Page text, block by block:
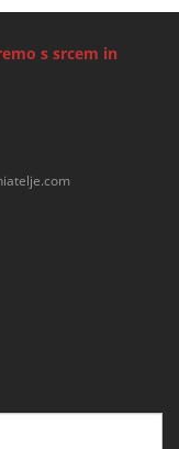
s srcem in